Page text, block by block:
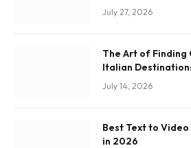
July 27, 2026
The Art of Finding
Italian
July 14, 2026
Best Text to
in 2026